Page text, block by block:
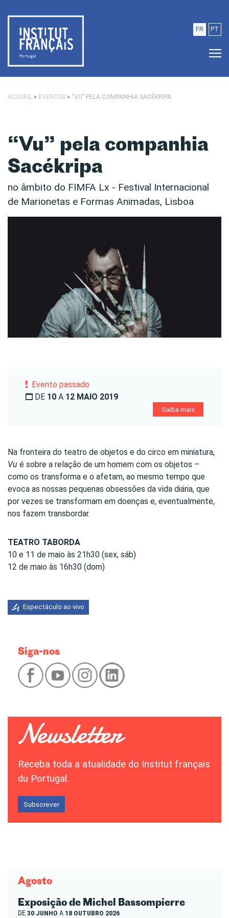
FR PT
ACCUEIL » EVENTOS » “VU” PELA COMPANHIA SACÉKRIPA
“Vu” pela companhia
Sacékripa
no âmbito do FIMFA Lx - Festival Internacional
de Marionetas e Formas Animadas, Lisboa
Evento passado
DE 10 A 12 MAIO 2019
Saiba mais
Na fronteira do teatro de objetos e do circo em miniatura,
Vu é sobre a relação de um homem com os objetos –
como os transforma e o afetam, ao mesmo tempo que
evoca as nossas pequenas obsessões da vida diária, que
por vezes se transformam em doenças e, eventualmente,
nos fazem transbordar.
TEATRO TABORDA
10 e 11 de maio às 21h30 (sex, sáb)
12 de maio às 16h30 (dom)
Espectáculo ao vivo
Siga-nos
Receba toda a atualidade do Institut français
du Portugal.
Subscrever
Agosto
Exposição de Michel Bassompierre
DE30 JUNHO A 18 OUTUBRO 2026